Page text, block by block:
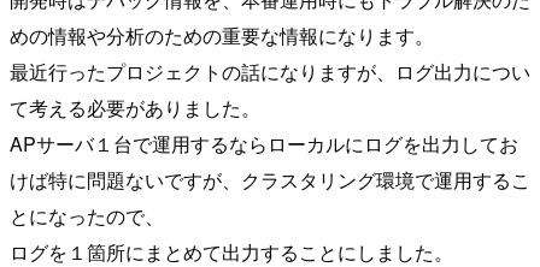
めの情報や分析のための重要な情報になります。
最近行ったプロジェクトの話になりますが、ログ出力につい
て考える必要がありました。
APサーバ１台で運用するならローカルにログを出力してお
けば特に問題ないですが、クラスタリング環境で運用するこ
とになったので、
ログを１箇所にまとめて出力することにしました。